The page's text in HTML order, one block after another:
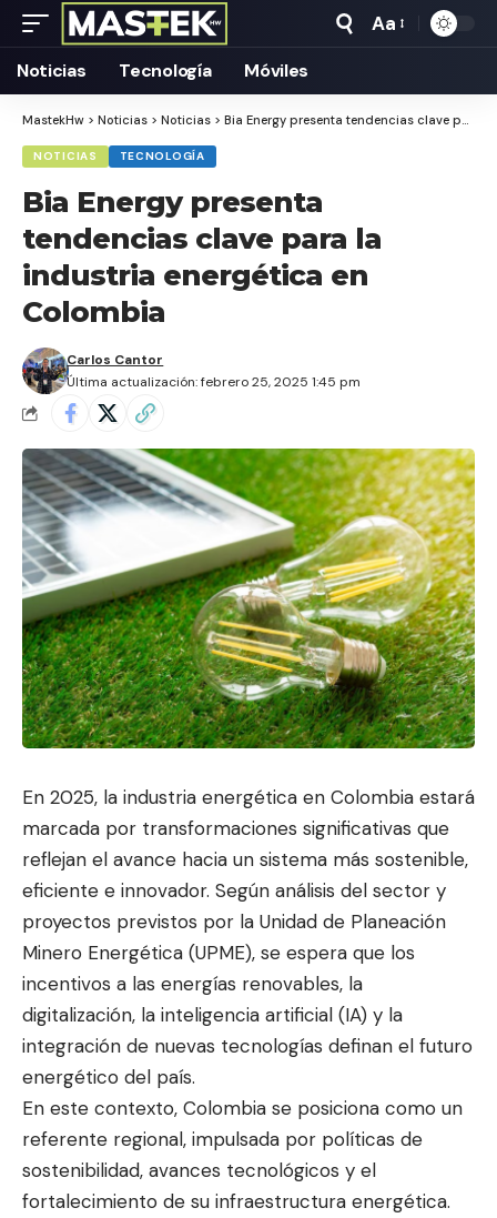
Tamaño
Aa
Noticias Tecnología Móviles
MastekHw > Noticias > Noticias > Bia Energy presenta tendencias clave para la industria energética en Colombia
NOTICIAS TECNOLOGÍA
Bia Energy presenta
tendencias clave para la
industria energética en
Colombia
Última actualización: febrero 25, 2025 1:45 pm
Carlos Cantor
En 2025, la industria energética en Colombia estará
marcada por transformaciones significativas que
reflejan el avance hacia un sistema más sostenible,
eficiente e innovador. Según análisis del sector y
proyectos previstos por la Unidad de Planeación
Minero Energética (UPME), se espera que los
incentivos a las energías renovables, la
digitalización, la inteligencia artificial (IA) y la
integración de nuevas tecnologías definan el futuro
energético del país.
En este contexto, Colombia se posiciona como un
referente regional, impulsada por políticas de
sostenibilidad, avances tecnológicos y el
fortalecimiento de su infraestructura energética.